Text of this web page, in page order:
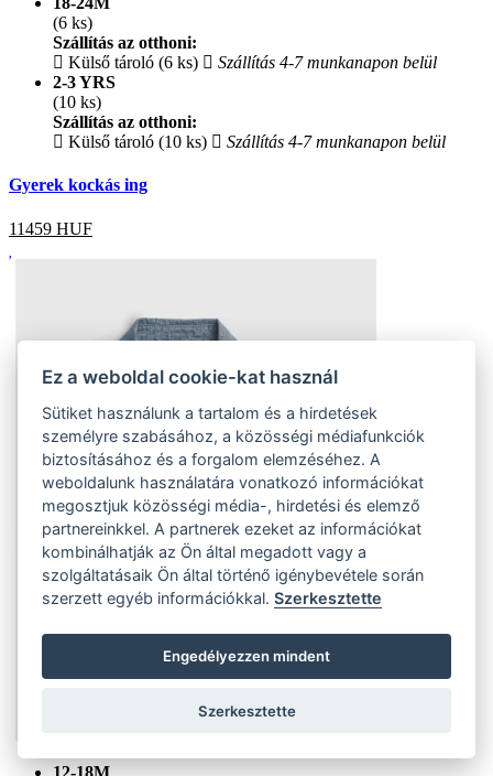
(6 ks)
Szállítás az otthoni:
Külső tároló (6 ks)
Szállítás 4-7 munkanapon belül
2-3 YRS
(10 ks)
Szállítás az otthoni:
Külső tároló (10 ks)
Szállítás 4-7 munkanapon belül
Gyerek kockás ing
11459 HUF
12-18M
Ez a weboldal cookie-kat használ
Sütiket használunk a tartalom és a hirdetések
személyre szabásához, a közösségi médiafunkciók
biztosításához és a forgalom elemzéséhez. A
weboldalunk használatára vonatkozó információkat
megosztjuk közösségi média-, hirdetési és elemző
partnereinkkel. A partnerek ezeket az információkat
kombinálhatják az Ön által megadott vagy a
szolgáltatásaik Ön által történő igénybevétele során
szerzett egyéb információkkal.Szerkesztette
Engedélyezzen mindent
Szerkesztette